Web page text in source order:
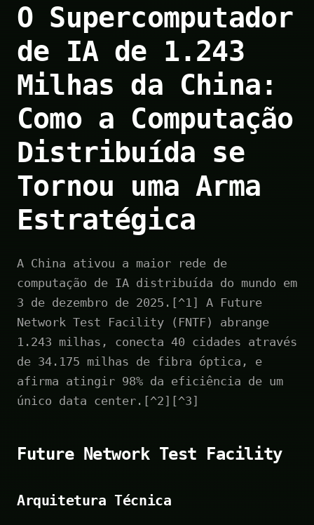
O Supercomputador
de IA de 1.243
Milhas da China:
Como a Computação
Distribuída se
Tornou uma Arma
Estratégica
A China ativou a maior rede de
computação de IA distribuída do mundo em
3 de dezembro de 2025.[^1] A Future
Network Test Facility (FNTF) abrange
1.243 milhas, conecta 40 cidades através
de 34.175 milhas de fibra óptica, e
afirma atingir 98% da eficiência de um
único data center.[^2][^3]
Future Network Test Facility
Arquitetura Técnica